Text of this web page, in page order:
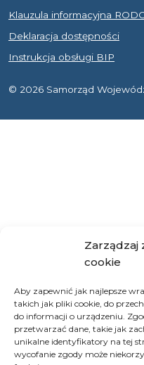
Zarządzaj
cookie
Aby zapewnić jak najlepsze
takich jak pliki cookie, do
do informacji o urządzeniu.
przetwarzać dane, takie jak
unikalne identyfikatory na tej
wycofanie zgody może
Klauzula informacyjna
Deklaracja dostępności
Instrukcja obsługi BIP
© 2026 Samorząd